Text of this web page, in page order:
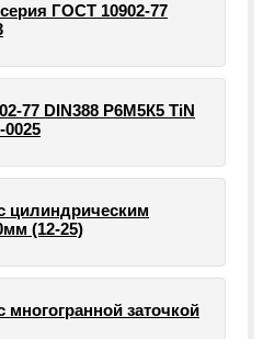
ГОСТ 10902-77
77 DIN388 Р6М5К5 TiN
цилиндрическим
(12-25)
многогранной заточкой